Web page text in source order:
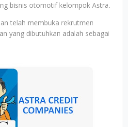
bisnis otomotif kelompok Astra.
telah membuka rekrutmen
yang dibutuhkan adalah sebagai